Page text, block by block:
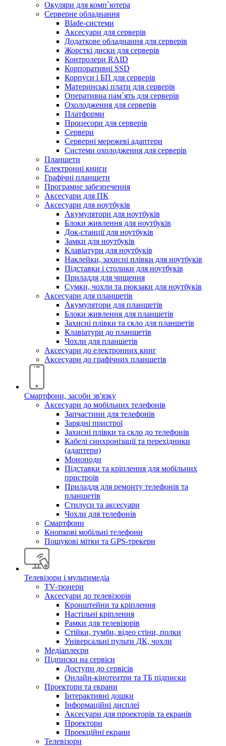
Окуляри для комп`ютера
Серверне обладнання
Blade-системи
Аксесуари для серверів
Додаткове обладнання для серверів
Жорсткі диски для серверів
Контролери RAID
Корпоративні SSD
Корпуси і БП для серверів
Материнські плати для серверів
Оперативна пам`ять для серверів
Охолодження для серверів
Платформи
Процесори для серверів
Сервери
Серверні мережеві адаптери
Системи охолодження для серверів
Планшети
Електронні книги
Графічні планшети
Програмне забезпечення
Аксесуари для ПК
Аксесуари для ноутбуків
Акумулятори для ноутбуків
Блоки живлення для ноутбуків
Док-станції для ноутбуків
Замки для ноутбуків
Клавіатури для ноутбуків
Наклейки, захисні плівки для ноутбуків
Підставки і столики для ноутбуків
Приладдя для чищення
Сумки, чохли та рюкзаки для ноутбуків
Аксесуари для планшетів
Акумулятори для планшетів
Блоки живлення для планшетів
Захисні плівки та скло для планшетів
Клавіатури до планшетів
Чохли для планшетів
Аксесуари до електронних книг
Аксесуари дo графічних планшетів
Смартфони, засоби зв'язку
Аксесуари до мобільних телефонів
Запчастини для телефонів
Зарядні пристрої
Захисні плівки та скло до телефонів
Кабелі синхронізації та перехідники
(адаптери)
Моноподи
Підставки та кріплення для мобільних
пристроїв
Приладдя для ремонту телефонів та
планшетів
Стилуси та аксесуари
Чохли для телефонів
Смартфони
Кнопкові мобільні телефони
Пошукові мітки та GPS-трекери
Телевізори і мультимедіа
TV-тюнери
Аксесуари до телевізорів
Кронштейни та кріплення
Настільні кріплення
Рамки для телевізорів
Стійки, тумби, відео стіни, полки
Універсальні пульти ДК, чохли
Медіаплеєри
Підписки на сервіси
Доступи до сервісів
Онлайн-кінотеатри та ТБ підписки
Проектори та екрани
Інтерактивні дошки
Інформаційні дисплеї
Аксесуари для проекторів та екранів
Проектори
Проекційні екрани
Телевізори